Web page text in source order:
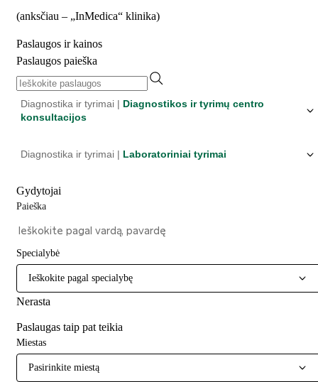
(anksčiau – „InMedica“ klinika)
Paslaugos ir kainos
Paslaugos paieška
Diagnostika ir tyrimai | Diagnostikos ir tyrimų centro
konsultacijos
Diagnostika ir tyrimai | Laboratoriniai tyrimai
Gydytojai
Paieška
Specialybė
Ieškokite pagal specialybę
Nerasta
Paslaugas taip pat teikia
Miestas
Pasirinkite miestą